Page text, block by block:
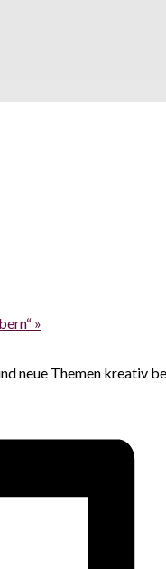
»
neue Themen kreativ